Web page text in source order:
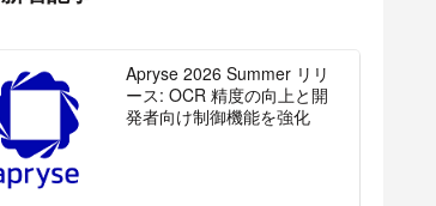
Apryse 2026 Summer リリ
ース: OCR 精度の向上と開
発者向け制御機能を強化